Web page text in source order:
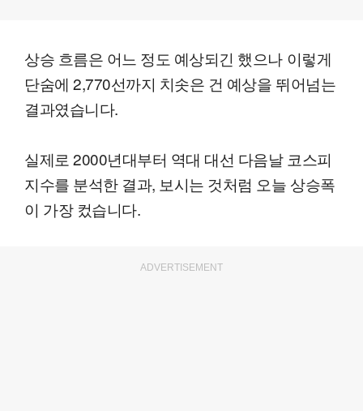
상승 흐름은 어느 정도 예상되긴 했으나 이렇게
단숨에 2,770선까지 치솟은 건 예상을 뛰어넘는
결과였습니다.
실제로 2000년대부터 역대 대선 다음날 코스피
지수를 분석한 결과, 보시는 것처럼 오늘 상승폭
이 가장 컸습니다.
ADVERTISEMENT